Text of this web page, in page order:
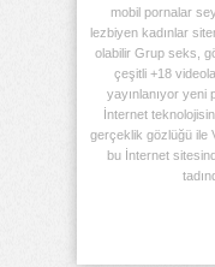
mobil pornalar
lezbiyen kadınlar
olabilir Grup seks,
çeşitli +18
yayınlanıyor yeni
İnternet
gerçeklik gözlüğü ile
bu İnternet